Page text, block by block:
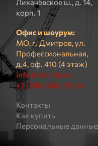
Лихачёвское ш., д. 14,
корп. 1
Офис и шоурум:
МО, г. Дмитров, ул.
Профессиональная,
д.4, оф. 410 (4 этаж)
info@kirblok.ru
+7 (495) 363-74-64
Контакты
Как купить
Персональные данные